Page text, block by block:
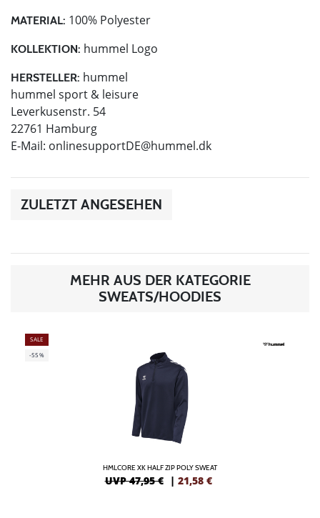
MATERIAL: 100% Polyester
KOLLEKTION: hummel Logo
HERSTELLER: hummel
hummel sport & leisure
Leverkusenstr. 54
22761 Hamburg
E-Mail: onlinesupportDE@hummel.dk
ZULETZT ANGESEHEN
MEHR AUS DER KATEGORIE
SWEATS/HOODIES
SALE
-55%
HMLCORE XK HALF ZIP POLY SWEAT
UVP 47,95 € | 21,58 €